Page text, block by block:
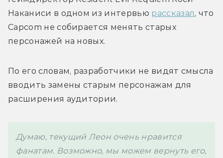
Наканиси в одном из интервью рассказал, что
Capcom не собирается менять старых
персонажей на новых.
По его словам, разработчики не видят смысла
вводить замены старым персонажам для
расширения аудитории.
Думаю, текущий Леон очень нравится
фанатам. Возможно, мы можем вернуть его,